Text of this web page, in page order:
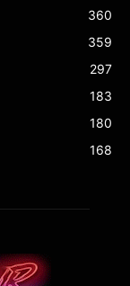
360
359
297
183
180
168